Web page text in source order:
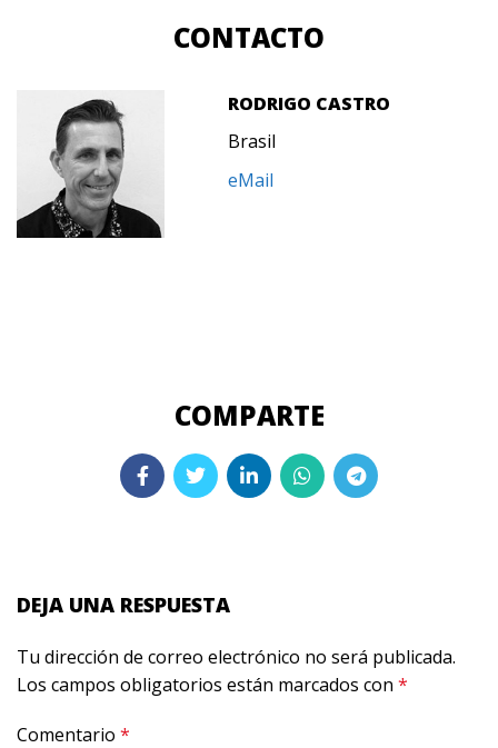
CONTACTO
RODRIGO CASTRO
Brasil
eMail
DEJA UNA RESPUESTA
Tu dirección de correo electrónico no será publicada.
Los campos obligatorios están marcados con *
Comentario *